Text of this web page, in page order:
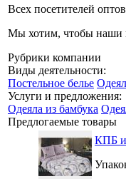
Всех посетителей
Мы хотим, чтобы наши
Рубрики компании
Виды деятельности:
Постельное белье
Услуги и предложения:
Одеяла из бамбука
Предлогаемые товары
КПБ